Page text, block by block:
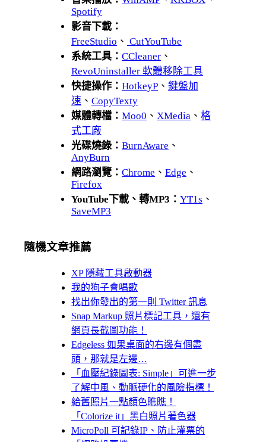
Spotify
影音下載：
FreeStudio 、 CutYouTube
系統工具： CCleaner 、
RevoUninstaller 軟體移除工具
快捷操作： HotkeyP 、 鍵盤加
速 、 CopyTexty
媒體轉檔： Moo0 、 XMedia 、 格
式工廠
光碟燒錄： BurnAware 、
AnyBurn
網路瀏覽： Chrome 、 Edge 、
Firefox
YouTube下載、轉MP3： YT1s 、
SaveMP3
隨機文章推薦
XP 隱藏工具啟動器
我的狗子會唱歌
找出你發出的第一則 Twitter 訊息
Snap Markup 照片標記工具，還有
網頁長截圖功能！
Edgeless 如果桌面的右邊有個盡
頭，那就是左邊…
「血壓紀錄圖表: Simple」可進一步
了解中風、動脈硬化的風險指標！
給舊照片一點顏色瞧瞧！
「Colorize it」黑白照片著色器
MicroPoll 可記錄IP、防止灌票的